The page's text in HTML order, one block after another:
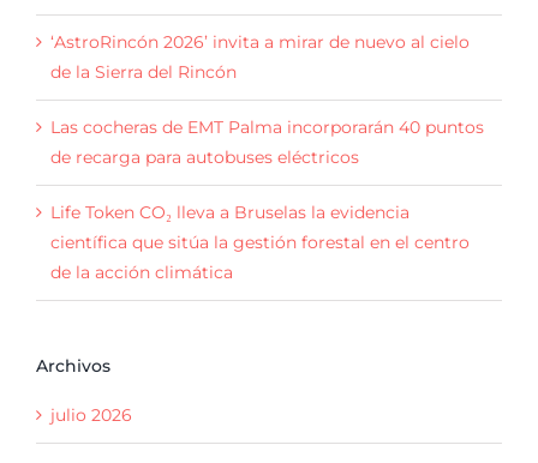
‘AstroRincón 2026’ invita a mirar de nuevo al cielo
de la Sierra del Rincón
Las cocheras de EMT Palma incorporarán 40 puntos
de recarga para autobuses eléctricos
Life Token CO₂ lleva a Bruselas la evidencia
científica que sitúa la gestión forestal en el centro
de la acción climática
Archivos
julio 2026